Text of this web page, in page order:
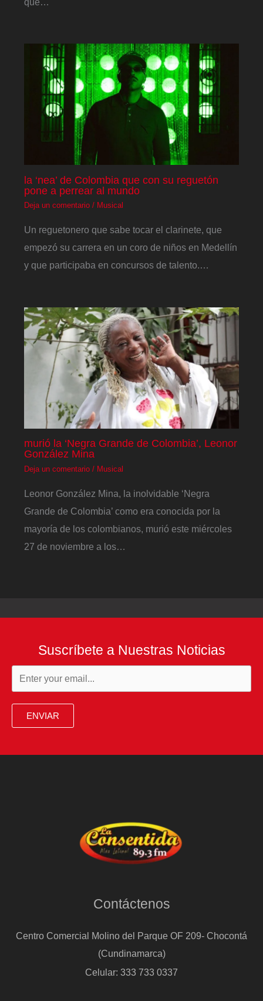
la ‘nea’ de Colombia que con su reguetón
pone a perrear al mundo
Deja un comentario / Musical
Un reguetonero que sabe tocar el clarinete, que
empezó su carrera en un coro de niños en Medellín
y que participaba en concursos de talento.…
murió la ‘Negra Grande de Colombia’, Leonor
González Mina
Deja un comentario / Musical
Leonor González Mina, la inolvidable ‘Negra
Grande de Colombia’ como era conocida por la
mayoría de los colombianos, murió este miércoles
27 de noviembre a los…
Suscríbete a Nuestras Noticias
ENVIAR
Contáctenos
Centro Comercial Molino del Parque OF 209- Chocontá
(Cundinamarca)
Celular: 333 733 0337